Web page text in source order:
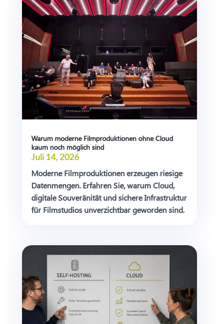
Warum moderne Filmproduktionen ohne Cloud
kaum noch möglich sind
Juli 14, 2026
Moderne Filmproduktionen erzeugen riesige
Datenmengen. Erfahren Sie, warum Cloud,
digitale Souveränität und sichere Infrastruktur
für Filmstudios unverzichtbar geworden sind.